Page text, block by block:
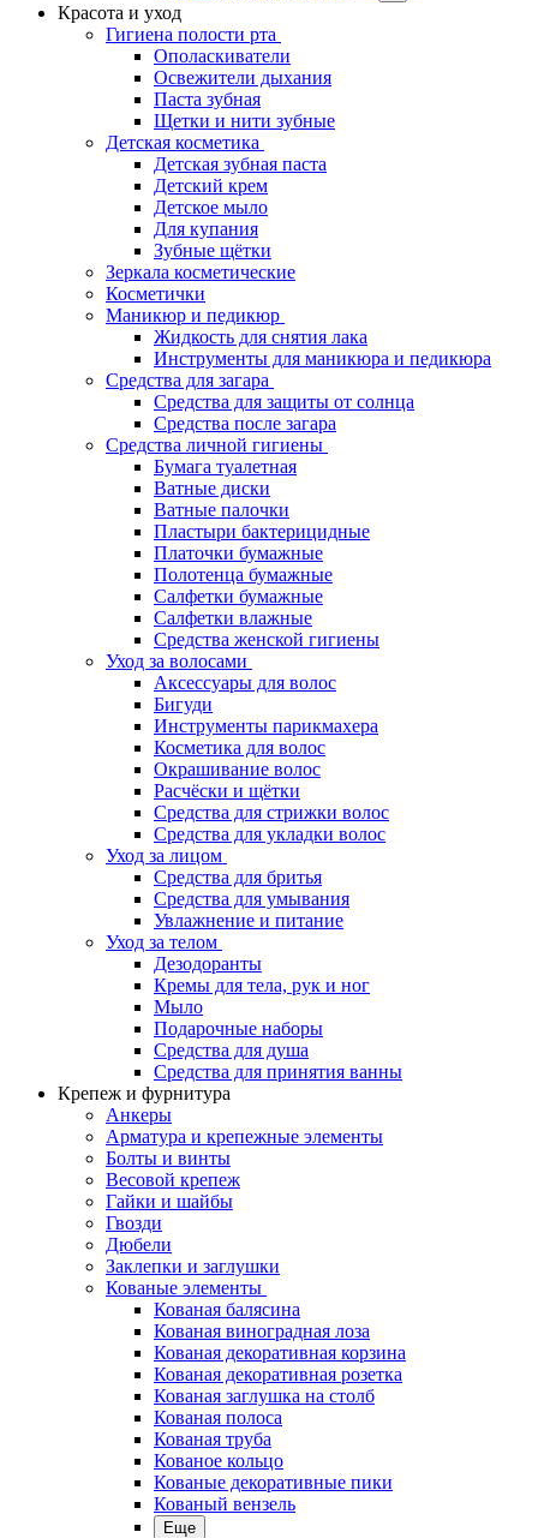
Красота и уход
Гигиена полости рта
Ополаскиватели
Освежители дыхания
Паста зубная
Щетки и нити зубные
Детская косметика
Детская зубная паста
Детский крем
Детское мыло
Для купания
Зубные щётки
Зеркала косметические
Косметички
Маникюр и педикюр
Жидкость для снятия лака
Инструменты для маникюра и педикюра
Средства для загара
Средства для защиты от солнца
Средства после загара
Средства личной гигиены
Бумага туалетная
Ватные диски
Ватные палочки
Пластыри бактерицидные
Платочки бумажные
Полотенца бумажные
Салфетки бумажные
Салфетки влажные
Средства женской гигиены
Уход за волосами
Аксессуары для волос
Бигуди
Инструменты парикмахера
Косметика для волос
Окрашивание волос
Расчёски и щётки
Средства для стрижки волос
Средства для укладки волос
Уход за лицом
Средства для бритья
Средства для умывания
Увлажнение и питание
Уход за телом
Дезодоранты
Кремы для тела, рук и ног
Мыло
Подарочные наборы
Средства для душа
Средства для принятия ванны
Крепеж и фурнитура
Анкеры
Арматура и крепежные элементы
Болты и винты
Весовой крепеж
Гайки и шайбы
Гвозди
Дюбели
Заклепки и заглушки
Кованые элементы
Кованая балясина
Кованая виноградная лоза
Кованая декоративная корзина
Кованая декоративная розетка
Кованая заглушка на столб
Кованая полоса
Кованая труба
Кованое кольцо
Кованые декоративные пики
Кованый вензель
Еще